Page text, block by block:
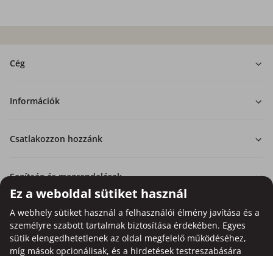
Ez a weboldal sütiket használ
A webhely sütiket használ a felhasználói élmény javítása és a
személyre szabott tartalmak biztosítása érdekében. Egyes
sütik elengedhetetlenek az oldal megfelelő működéséhez,
míg mások opcionálisak, és a hirdetések testreszabására
Cég
Információk
Csatlakozzon hozzánk
Segítség és megrendelések
Bankkártyás fizetési lehetőség.
A személyes adatok garantált védelme SSL titkosítással.